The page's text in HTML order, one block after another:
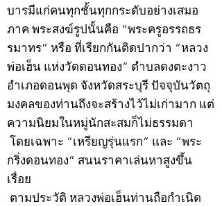
บารมีแก่คนทุกชั้นทุกกระดับอย่างเสมอ
ภาค พระสงฆ์รูปนั้นคือ “พระครูอรรถธร
รมาทร” หรือ ที่เรียกกันติดปากว่า “หลวง
พ่อเฮ็น แห่งวัดดอนทอง” ตำบลดงตะงาว
อำเภอดอนพุด จังหวัดสระบุรี ปัจจุบันวัตถุ
มงคลของท่านถึงจะสร้างไว้ไม่เก่ามาก แต่
ความนิยมในหมู่นักสะสมก็ไม่ธรรมดา
โดยเฉพาะ “เหรียญรุ่นแรก” และ “พระ
กริ่งดอนทอง” สนนราคาเล่นหาสูงขึ้น
เรื่อย
ตามประวัติ หลวงพ่อเฮ็นท่านถือกำเนิด